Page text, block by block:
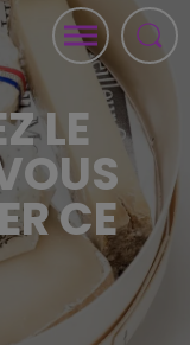
LE
CE